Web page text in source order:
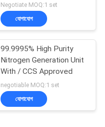
Negotiate MOQ:1 set
যোগাযোগ
99.9995% High Purity
Nitrogen Generation Unit
With / CCS Approved
negotiable MOQ:1 set
যোগাযোগ